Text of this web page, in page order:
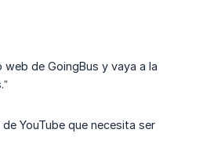
web de GoingBus y vaya a la
YouTube que necesita ser